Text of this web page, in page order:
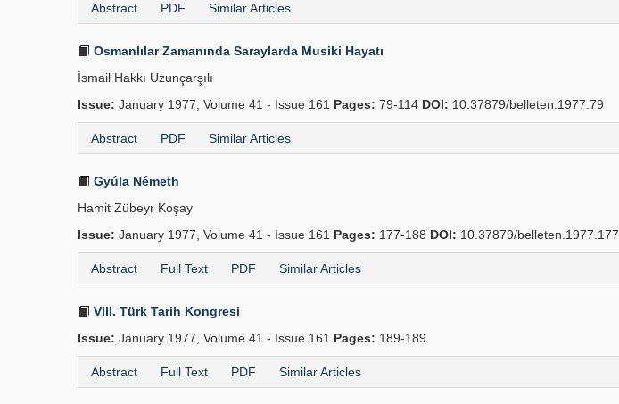
Abstract PDF Similar Articles
Osmanlılar Zamanında Saraylarda Musiki Hayatı
İsmail Hakkı Uzunçarşılı
Issue: January 1977, Volume 41 - Issue 161 Pages: 79-114 DOI: 10.37879/belleten.1977.79
Abstract PDF Similar Articles
Gyúla Németh
Hamit Zübeyr Koşay
Issue: January 1977, Volume 41 - Issue 161 Pages: 177-188 DOI: 10.37879/belleten.1977.177
Abstract Full Text PDF Similar Articles
VIII. Türk Tarih Kongresi
Issue: January 1977, Volume 41 - Issue 161 Pages: 189-189
Abstract Full Text PDF Similar Articles